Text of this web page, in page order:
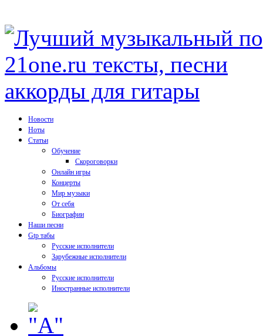
Новости
Ноты
Статьи
Обучение
Скороговорки
Онлайн игры
Концерты
Мир музыки
От себя
Биографии
Наши песни
Gtp табы
Русские исполнители
Зарубежные исполнители
Альбомы
Русские исполнители
Иностранные исполнители